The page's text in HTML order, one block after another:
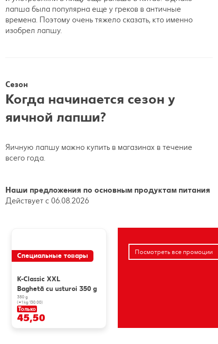
лапша была популярна еще у греков в античные
времена. Поэтому очень тяжело сказать, кто именно
изобрел лапшу.
Сезон
Когда начинается сезон у
яичной лапши?
Яичную лапшу можно купить в магазинах в течение
всего года.
Наши предложения по основным продуктам питания
Действует с 06.08.2026
Специальные товары
K-Classic XXL
Baghetă cu usturoi 350 g
350 g
(=1 kg 130.00)
Только
45,50
Посмотреть все промоции